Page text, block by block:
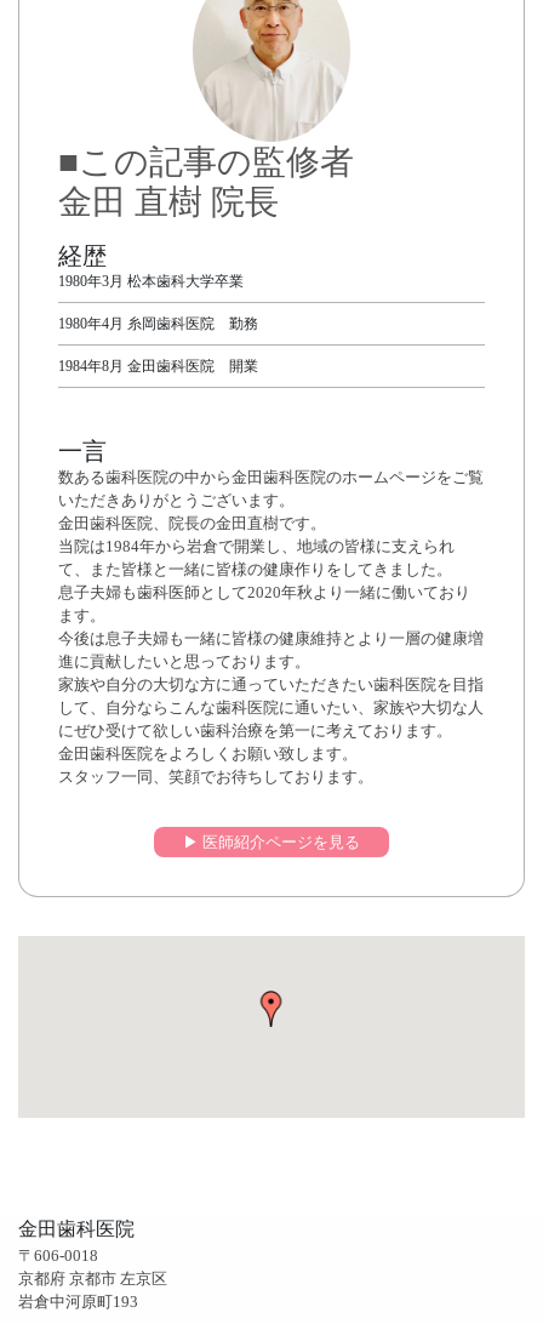
■この記事の監修者
金田 直樹 院長
経歴
1980年3月 松本歯科大学卒業
1980年4月 糸岡歯科医院 勤務
1984年8月 金田歯科医院 開業
一言
数ある歯科医院の中から金田歯科医院のホームページをご覧
いただきありがとうございます。
金田歯科医院、院長の金田直樹です。
当院は1984年から岩倉で開業し、地域の皆様に支えられ
て、また皆様と一緒に皆様の健康作りをしてきました。
息子夫婦も歯科医師として2020年秋より一緒に働いており
ます。
今後は息子夫婦も一緒に皆様の健康維持とより一層の健康増
進に貢献したいと思っております。
家族や自分の大切な方に通っていただきたい歯科医院を目指
して、自分ならこんな歯科医院に通いたい、家族や大切な人
にぜひ受けて欲しい歯科治療を第一に考えております。
金田歯科医院をよろしくお願い致します。
スタッフ一同、笑顔でお待ちしております。
▶︎ 医師紹介ページを見る
金田歯科医院
〒606-0018
京都府 京都市 左京区
岩倉中河原町193